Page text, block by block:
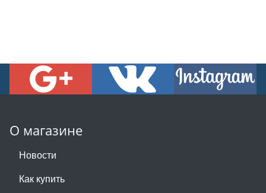
О магазине
Новости
Как купить